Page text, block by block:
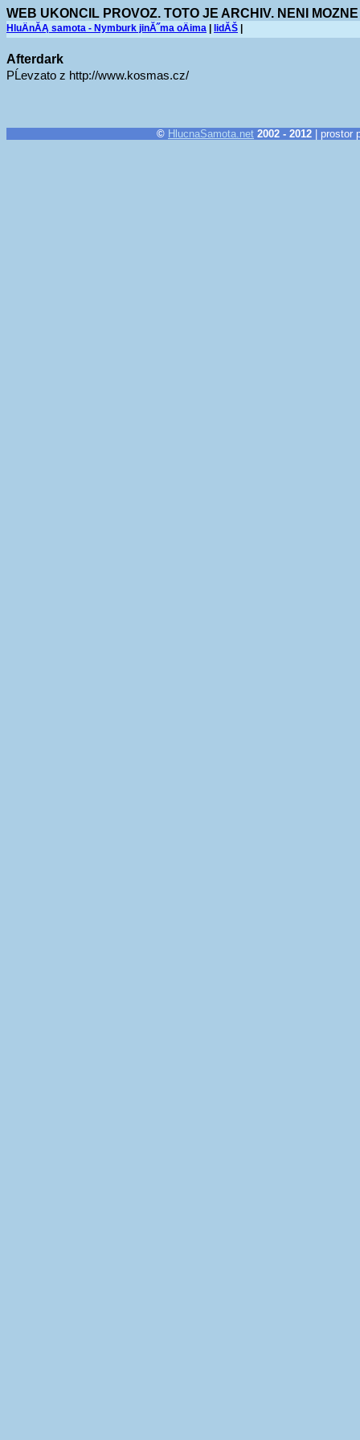
WEB UKONCIL PROVOZ. TOTO JE ARCHIV. NENI
HluÄnĂĄ samota - Nymburk jinĂ˝ma oÄima lidĂŠ
Afterdark
PĹevzato z http://www.kosmas.cz/
© HlucnaSamota.net 2002 - 2012 | prostor